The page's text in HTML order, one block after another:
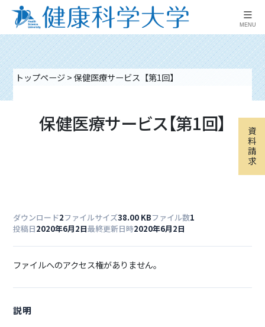
≡
MENU
資
料
請
求
トップページ>保健医療サービス【第1回】
保健医療サービス【第1回】
ダウンロード2ファイルサイズ38.00 KBファイル数1
投稿日2020年6月2日最終更新日時2020年6月2日
ファイルへのアクセス権がありません。
説明